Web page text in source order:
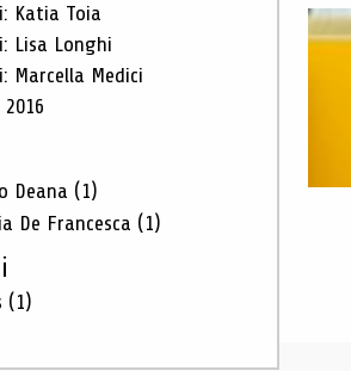
Katia Toia
Lisa Longhi
Marcella Medici
Deana (1)
De Francesca (1)
(1)